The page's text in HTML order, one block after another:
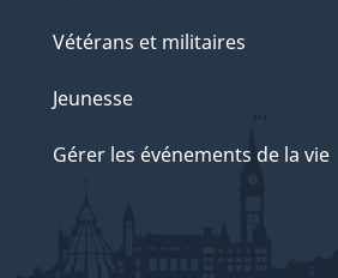
Vétérans et militaires
Jeunesse
Gérer les événements de la vie